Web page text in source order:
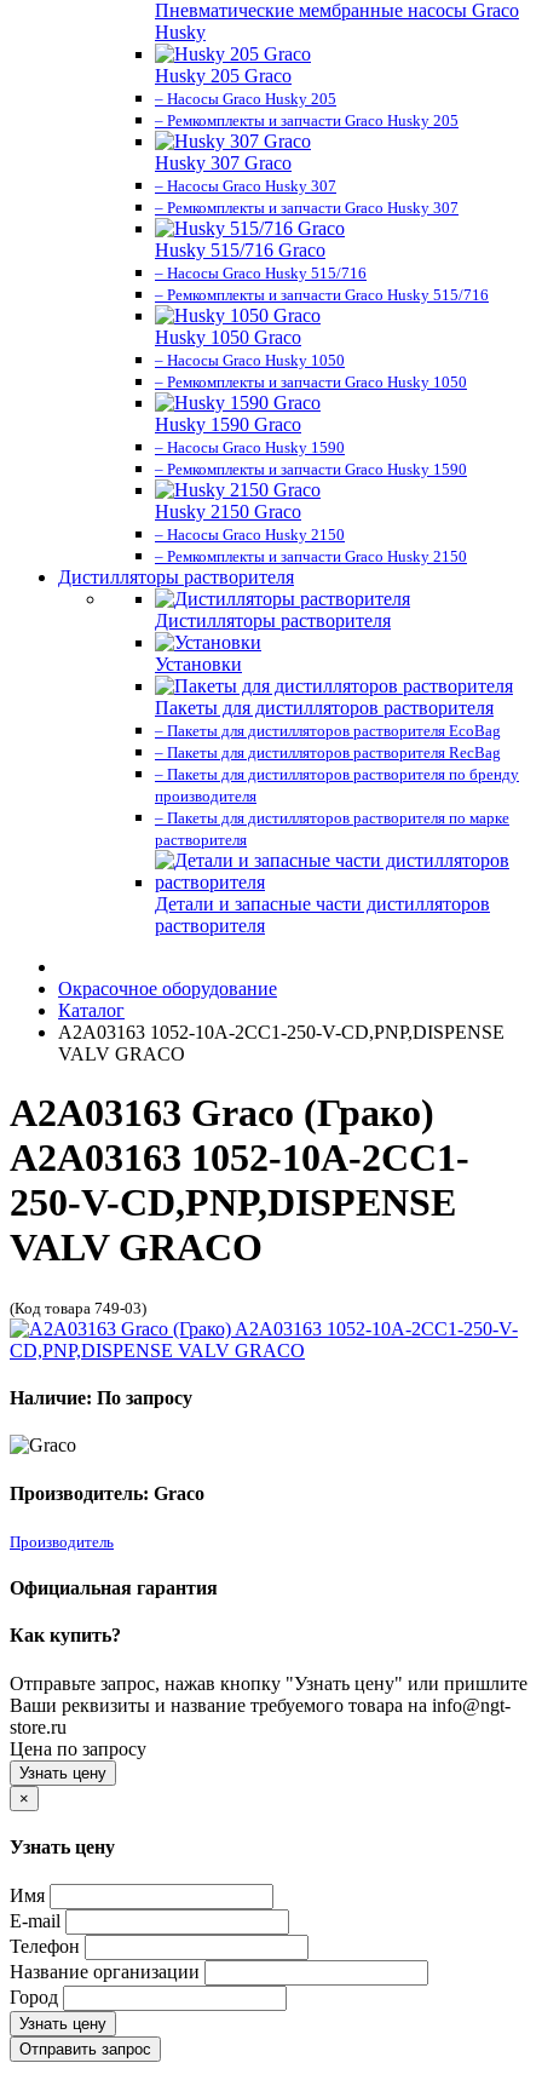
Пневматические мембранные насосы Graco
Husky
Husky 205 Graco
– Насосы Graco Husky 205
– Ремкомплекты и запчасти Graco Husky 205
Husky 307 Graco
– Насосы Graco Husky 307
– Ремкомплекты и запчасти Graco Husky 307
Husky 515/716 Graco
– Насосы Graco Husky 515/716
– Ремкомплекты и запчасти Graco Husky 515/716
Husky 1050 Graco
– Насосы Graco Husky 1050
– Ремкомплекты и запчасти Graco Husky 1050
Husky 1590 Graco
– Насосы Graco Husky 1590
– Ремкомплекты и запчасти Graco Husky 1590
Husky 2150 Graco
– Насосы Graco Husky 2150
– Ремкомплекты и запчасти Graco Husky 2150
Дистилляторы растворителя
Дистилляторы растворителя
Установки
Пакеты для дистилляторов растворителя
– Пакеты для дистилляторов растворителя EcoBag
– Пакеты для дистилляторов растворителя RecBag
– Пакеты для дистилляторов растворителя по бренду
производителя
– Пакеты для дистилляторов растворителя по марке
растворителя
Детали и запасные части дистилляторов
растворителя
Окрасочное оборудование
Каталог
A2A03163 1052-10A-2CC1-250-V-CD,PNP,DISPENSE
VALV GRACO
A2A03163 Graco (Грако)
A2A03163 1052-10A-2CC1-
250-V-CD,PNP,DISPENSE
VALV GRACO
(Код товара 749-03)
Наличие: По запросу
Производитель: Graco
Производитель
Официальная гарантия
Как купить?
Отправьте запрос, нажав кнопку "Узнать цену" или пришлите
Ваши реквизиты и название требуемого товара на info@ngt-
store.ru
Цена по запросу
Узнать цену
×
Узнать цену
Имя
E-mail
Телефон
Название организации
Город
Узнать цену
Отправить запрос